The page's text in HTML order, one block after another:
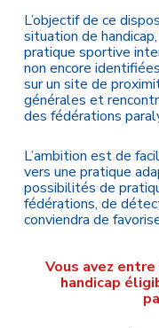
L’objectif de ce
situation de
pratique sportive
non encore
sur un site de
générales et
des fédérations
L’ambition est de
vers une pratique
possibilités de
fédérations, de
conviendra de
Vous avez
handicap